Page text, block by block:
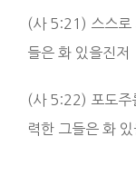
(사 5:21) 스스로
들은 화 있을진저
(사 5:22) 포도주
력한 그들은 화 있